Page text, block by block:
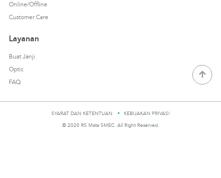
Online/Offline
Customer Care
Layanan
Buat Janji
Optic
FAQ
SYARAT DAN KETENTUAN
KEBIJAKAN PRIVASI
© 2020 RS Mata SMEC. All Right Reserved.